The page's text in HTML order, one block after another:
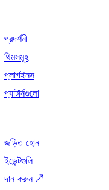
প্রদর্শনী
থিমসমূহ
প্লাগইনস
প্যাটার্নগুলো
জড়িত হোন
ইভেন্টগুলি
দান করুন ↗